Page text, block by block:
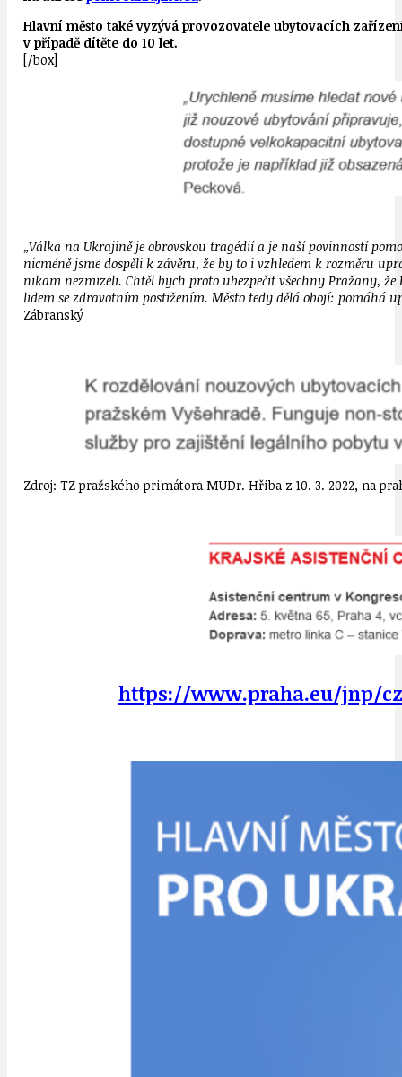
Hlavní město také vyzývá provozovatele ubytovacích
v případě dítěte do 10 let.
[/box]
„Válka na Ukrajině je obrovskou tragédií a je naší povinností
nicméně jsme dospěli k závěru, že by to i vzhledem k rozměru
nikam nezmizeli. Chtěl bych proto ubezpečit všechny Pražany,
lidem se zdravotním postižením. Město tedy dělá obojí: pomáhá
Zábranský
Zdroj: TZ pražského primátora MUDr. Hřiba z 10. 3. 2022, na
https://www.praha.eu/jnp/